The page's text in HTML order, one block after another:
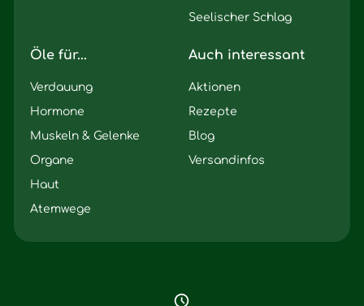
Seelischer Schlag
Öle für...
Verdauung
Hormone
Muskeln & Gelenke
Organe
Haut
Atemwege
Auch interessant
Aktionen
Rezepte
Blog
Versandinfos